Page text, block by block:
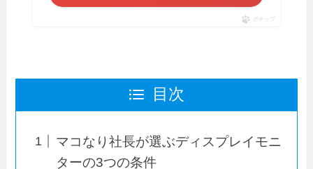
ポチップ
目次
マコなり社長が選ぶディスプレイモニ
ターの3つの条件